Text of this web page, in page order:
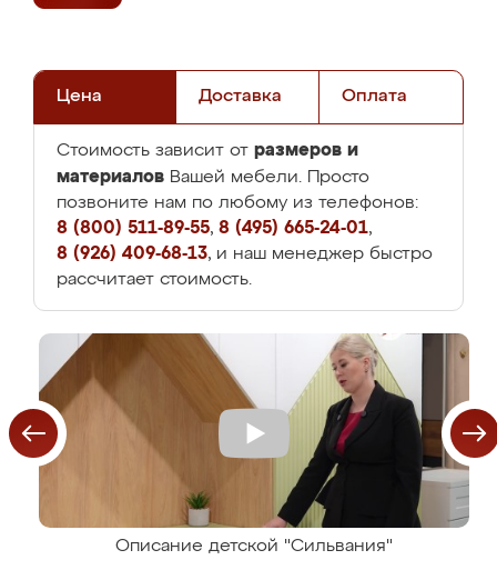
Цена Доставка Оплата
Стоимость зависит от размеров и
материалов Вашей мебели. Просто
позвоните нам по любому из телефонов:
8 (800) 511-89-55, 8 (495) 665-24-01,
8 (926) 409-68-13, и наш менеджер быстро
рассчитает стоимость.
Описание детской "Сильвания"